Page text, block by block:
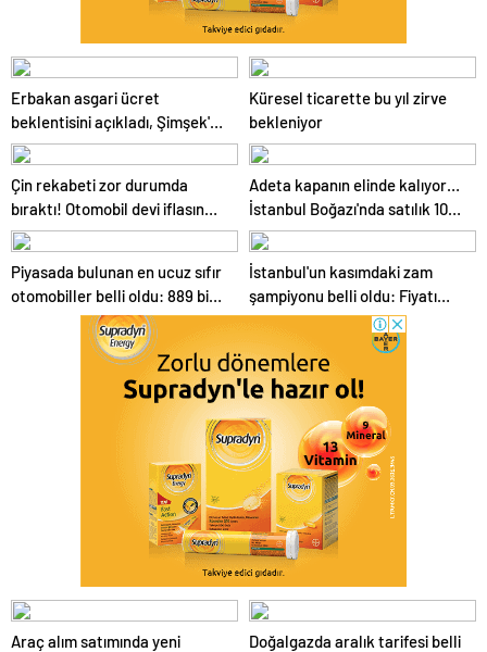
Erbakan asgari ücret
beklentisini açıkladı, Şimşek'i
eleştirdi
Küresel ticarette bu yıl zirve
bekleniyor
Çin rekabeti zor durumda
bıraktı! Otomobil devi iflasın
eşiğinde
Adeta kapanın elinde kalıyor…
İstanbul Boğazı'nda satılık 100
yalı
Piyasada bulunan en ucuz sıfır
otomobiller belli oldu: 889 bin
liradan başlıyor
İstanbul'un kasımdaki zam
şampiyonu belli oldu: Fiyatı
yüzde 49 arttı
Araç alım satımında yeni
Doğalgazda aralık tarifesi belli